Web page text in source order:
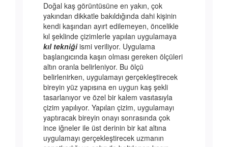
Doğal kaş görüntüsüne en yakın, çok
yakından dikkatle bakıldığında dahi kişinin
kendi kaşından ayırt edilemeyen, öncelikle
kıl şeklinde çizimlerle yapılan uygulamaya
kıl tekniğiismi veriliyor. Uygulama
başlangıcında kaşın olması gereken ölçüleri
altın oranla belirleniyor. Bu ölçü
belirlenirken, uygulamayı gerçekleştirecek
bireyin yüz yapısına en uygun kaş şekli
tasarlanıyor ve özel bir kalem vasıtasıyla
çizim yapılıyor. Yapılan çizim, uygulamayı
yaptıracak bireyin onayı sonrasında çok
ince iğneler ile üst derinin bir kat altına
uygulamayı gerçekleştirecek uzmanın